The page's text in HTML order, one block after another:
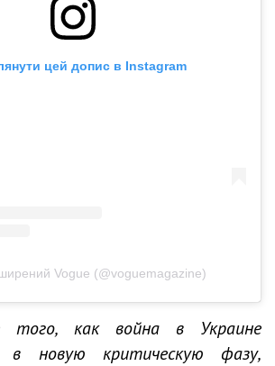
цей допис в Instagram
Vogue (@voguemagazine)
того, как война в Украине
в новую критическую фазу,